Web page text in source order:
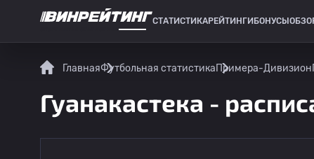
СТАТИСТИКАРЕЙТИНГИ БОНУСЫ
ГлавнаяФутбольная статистикаПримера-Дивизион
Гуанакастека -